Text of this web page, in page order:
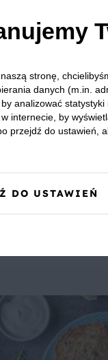
sałatka
stronę,
danych (m.in.
by analizować
internecie, by
przejdź do ustawień,
DO USTAWIEŃ